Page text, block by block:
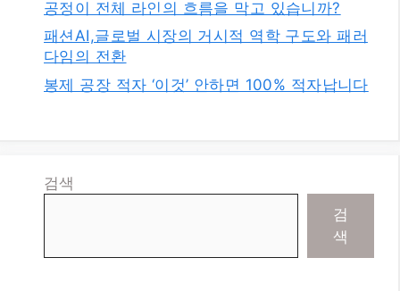
공정이 전체 라인의 흐름을 막고 있습니까?
패션AI,글로벌 시장의 거시적 역학 구도와 패러
다임의 전환
봉제 공장 적자 ‘이것’ 안하면 100% 적자납니다
검색
검
색